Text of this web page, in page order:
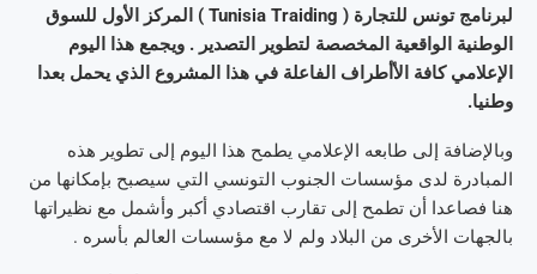
لبرنامج تونس للتجارة ( Tunisia Traiding ) المركز الأول للسوق
الوطنية الواقعية المخصصة لتطوير التصدير . ويجمع هذا اليوم
الإعلامي كافة الأأطراف الفاعلة في هذا المشروع الذي يحمل بعدا
وطنيا.
وبالإضافة إلى طابعه الإعلامي يطمح هذا اليوم إلى تطوير هذه
المبادرة لدى مؤسسات الجنوب التونسي التي سيصبح بإمكانها من
هنا فصاعدا أن تطمح إلى تقارب اقتصادي أكبر وأشمل مع نظيراتها
بالجهات الأخرى من البلاد ولم لا مع مؤسسات العالم بأسره .